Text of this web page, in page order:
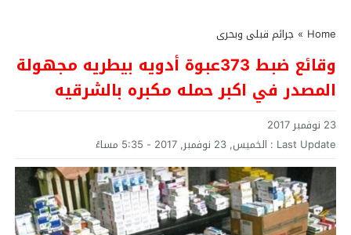
Home
» جرائم قبلى وبحرى
وقائع ضبط 373عبوة أدويه بيطريه مجهولة
المصدر في اكبر حمله مكبره بالشرقيه
23 نوفمبر 2017
Last Update : الخميس, 23 نوفمبر, 2017 - 5:35 مساءً